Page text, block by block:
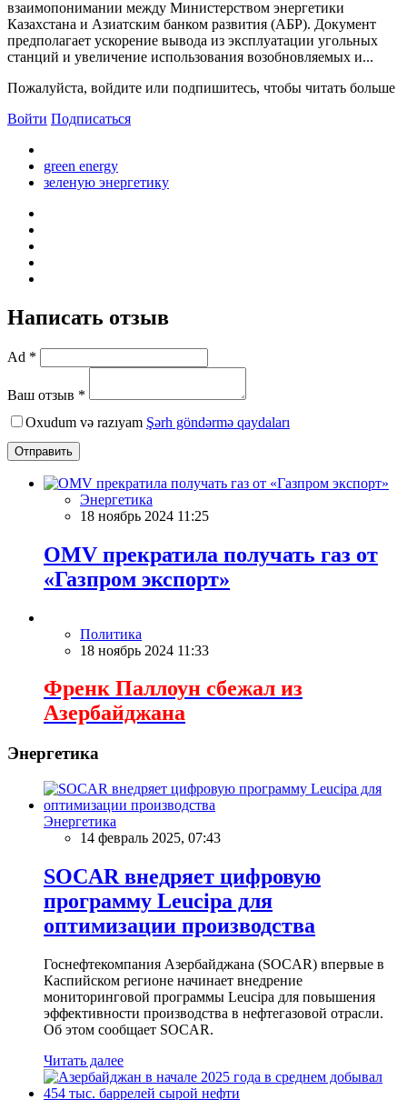
взаимопонимании между Министерством энергетики
Казахстана и Азиатским банком развития (АБР). Документ
предполагает ускорение вывода из эксплуатации угольных
станций и увеличение использования возобновляемых и...
Пожалуйста, войдите или подпишитесь, чтобы читать больше
Войти Подписаться
green energy
зеленую энергетику
Написать отзыв
Ad *
Ваш отзыв *
Oxudum və razıyam Şərh göndərmə qaydaları
Отправить
Энергетика
18 ноябрь 2024 11:25
OMV прекратила получать газ от
«Газпром экспорт»
Политика
18 ноябрь 2024 11:33
Френк Паллоун сбежал из
Азербайджана
Энергетика
Энергетика
14 февраль 2025, 07:43
SOCAR внедряет цифровую
программу Leucipa для
оптимизации производства
Госнефтекомпания Азербайджана (SOCAR) впервые в
Каспийском регионе начинает внедрение
мониторинговой программы Leucipa для повышения
эффективности производства в нефтегазовой отрасли.
Об этом сообщает SOCAR.
Читать далее